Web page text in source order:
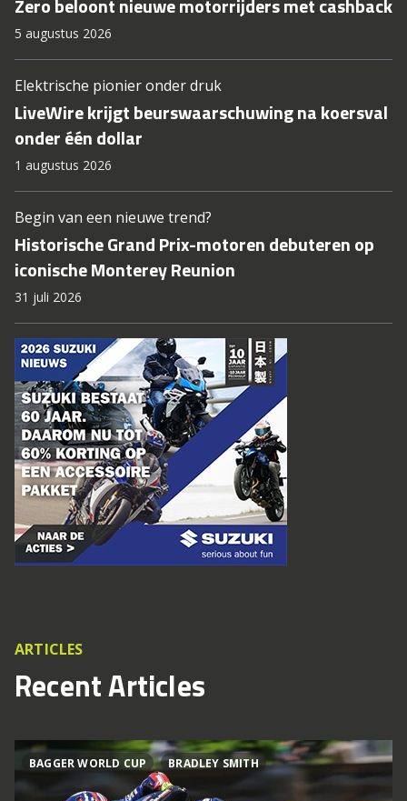
Zero beloont nieuwe motorrijders met cashback
5 augustus 2026
Elektrische pionier onder druk
LiveWire krijgt beurswaarschuwing na koersval
onder één dollar
1 augustus 2026
Begin van een nieuwe trend?
Historische Grand Prix-motoren debuteren op
iconische Monterey Reunion
31 juli 2026
ARTICLES
Recent Articles
BAGGER WORLD CUP BRADLEY SMITH